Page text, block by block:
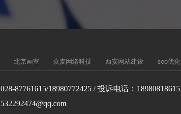
北京画室 众麦网络科技 西安网站建设 seo优化
028-87761615/18980772425 / 投诉电话：18980818615
532292474@qq.com